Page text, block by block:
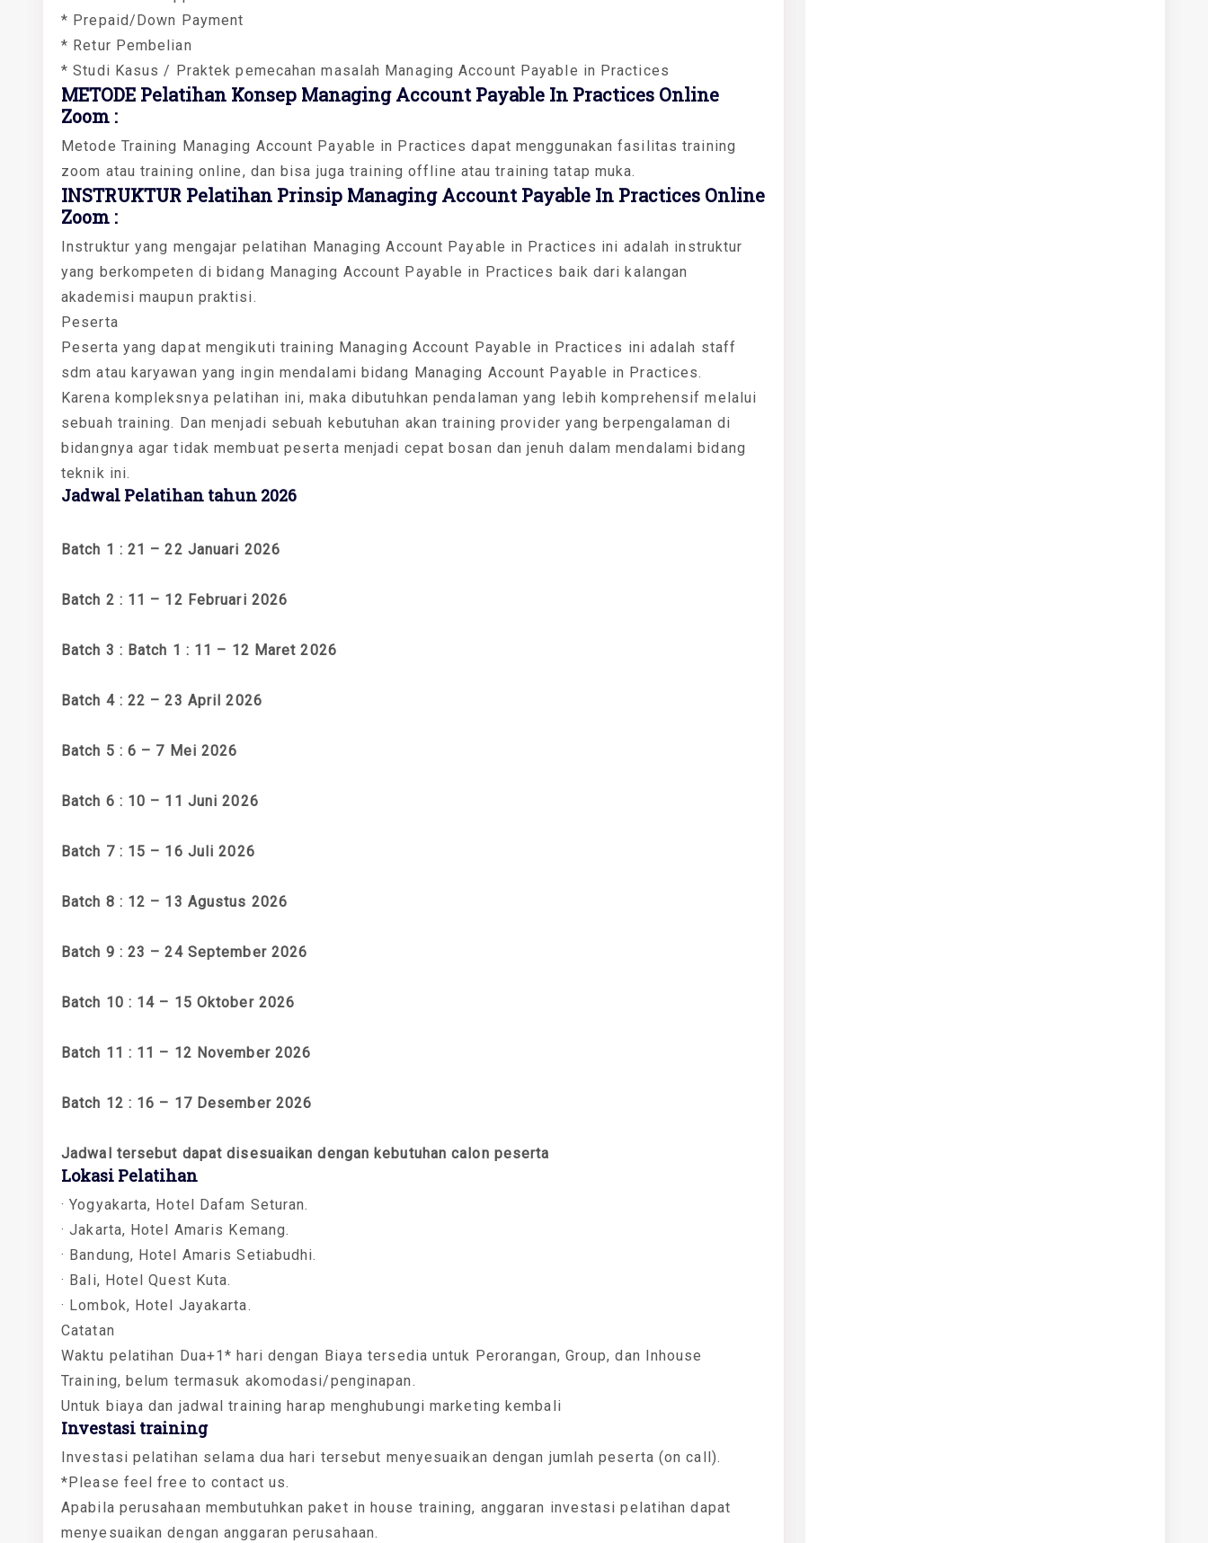
* Prepaid/Down Payment
* Retur Pembelian
* Studi Kasus / Praktek pemecahan masalah Managing Account Payable in Practices
METODE Pelatihan Konsep Managing Account Payable In Practices Online
Zoom :
Metode Training Managing Account Payable in Practices dapat menggunakan fasilitas training
zoom atau training online, dan bisa juga training offline atau training tatap muka.
INSTRUKTUR Pelatihan Prinsip Managing Account Payable In Practices Online
Zoom :
Instruktur yang mengajar pelatihan Managing Account Payable in Practices ini adalah instruktur
yang berkompeten di bidang Managing Account Payable in Practices baik dari kalangan
akademisi maupun praktisi.
Peserta
Peserta yang dapat mengikuti training Managing Account Payable in Practices ini adalah staff
sdm atau karyawan yang ingin mendalami bidang Managing Account Payable in Practices.
Karena kompleksnya pelatihan ini, maka dibutuhkan pendalaman yang lebih komprehensif melalui
sebuah training. Dan menjadi sebuah kebutuhan akan training provider yang berpengalaman di
bidangnya agar tidak membuat peserta menjadi cepat bosan dan jenuh dalam mendalami bidang
teknik ini.
Jadwal Pelatihan tahun 2026
Batch 1 : 21 – 22 Januari 2026
Batch 2 : 11 – 12 Februari 2026
Batch 3 : Batch 1 : 11 – 12 Maret 2026
Batch 4 : 22 – 23 April 2026
Batch 5 : 6 – 7 Mei 2026
Batch 6 : 10 – 11 Juni 2026
Batch 7 : 15 – 16 Juli 2026
Batch 8 : 12 – 13 Agustus 2026
Batch 9 : 23 – 24 September 2026
Batch 10 : 14 – 15 Oktober 2026
Batch 11 : 11 – 12 November 2026
Batch 12 : 16 – 17 Desember 2026
Jadwal tersebut dapat disesuaikan dengan kebutuhan calon peserta
Lokasi Pelatihan
· Yogyakarta, Hotel Dafam Seturan.
· Jakarta, Hotel Amaris Kemang.
· Bandung, Hotel Amaris Setiabudhi.
· Bali, Hotel Quest Kuta.
· Lombok, Hotel Jayakarta.
Catatan
Waktu pelatihan Dua+1* hari dengan Biaya tersedia untuk Perorangan, Group, dan Inhouse
Training, belum termasuk akomodasi/penginapan.
Untuk biaya dan jadwal training harap menghubungi marketing kembali
Investasi training
Investasi pelatihan selama dua hari tersebut menyesuaikan dengan jumlah peserta (on call).
*Please feel free to contact us.
Apabila perusahaan membutuhkan paket in house training, anggaran investasi pelatihan dapat
menyesuaikan dengan anggaran perusahaan.